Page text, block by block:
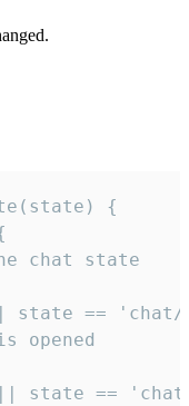
{
chat state
state ==
opened
state ==